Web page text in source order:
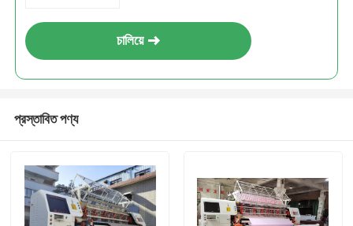
চালিয়ে
প্রস্তাবিত পণ্য